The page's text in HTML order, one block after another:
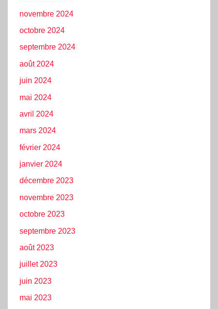
novembre 2024
octobre 2024
septembre 2024
août 2024
juin 2024
mai 2024
avril 2024
mars 2024
février 2024
janvier 2024
décembre 2023
novembre 2023
octobre 2023
septembre 2023
août 2023
juillet 2023
juin 2023
mai 2023